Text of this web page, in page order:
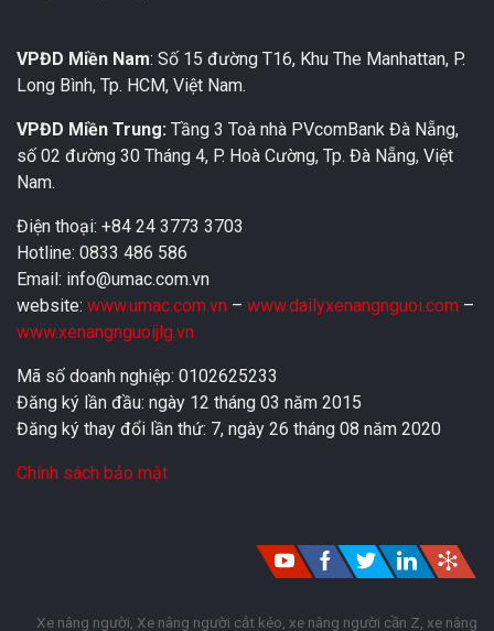
VPĐD Miền Nam: Số 15 đường T16, Khu The Manhattan, P.
Long Bình, Tp. HCM, Việt Nam.
VPĐD Miền Trung: Tầng 3 Toà nhà PVcomBank Đà Nẵng,
số 02 đường 30 Tháng 4, P. Hoà Cường, Tp. Đà Nẵng, Việt
Nam.
Điện thoại: +84 24 3773 3703
Hotline: 0833 486 586
Email: info@umac.com.vn
website: www.umac.com.vn – www.dailyxenangnguoi.com –
www.xenangnguoijlg.vn
Mã số doanh nghiệp: 0102625233
Đăng ký lần đầu: ngày 12 tháng 03 năm 2015
Đăng ký thay đổi lần thứ: 7, ngày 26 tháng 08 năm 2020
Chính sách bảo mật
Xe nâng người, Xe nâng người cắt kéo, xe nâng người cần Z, xe nâng